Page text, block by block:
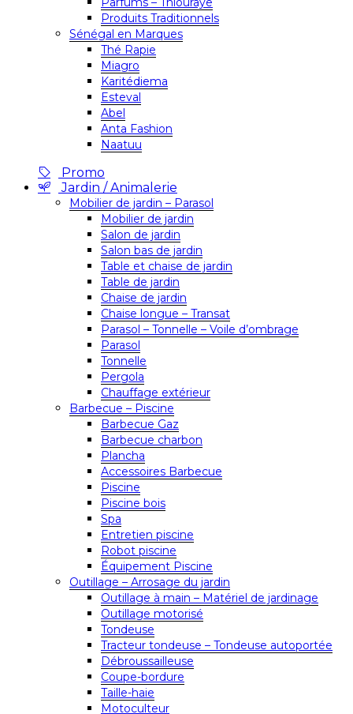
Produits Traditionnels
Sénégal en Marques
Thé Rapie
Miagro
Karitédiema
Esteval
Abel
Anta Fashion
Naatuu
Promo
Jardin / Animalerie
Mobilier de jardin – Parasol
Mobilier de jardin
Salon de jardin
Salon bas de jardin
Table et chaise de jardin
Table de jardin
Chaise de jardin
Chaise longue – Transat
Parasol – Tonnelle – Voile d’ombrage
Parasol
Tonnelle
Pergola
Chauffage extérieur
Barbecue – Piscine
Barbecue Gaz
Barbecue charbon
Plancha
Accessoires Barbecue
Piscine
Piscine bois
Spa
Entretien piscine
Robot piscine
Équipement Piscine
Outillage – Arrosage du jardin
Outillage à main – Matériel de jardinage
Outillage motorisé
Tondeuse
Tracteur tondeuse – Tondeuse autoportée
Débroussailleuse
Coupe-bordure
Taille-haie
Motoculteur